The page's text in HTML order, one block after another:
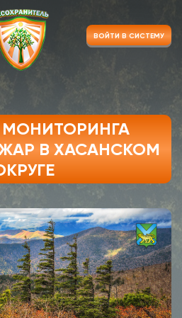
ВОЙТИ В СИСТЕМУ
В ХАСАНСКОМ